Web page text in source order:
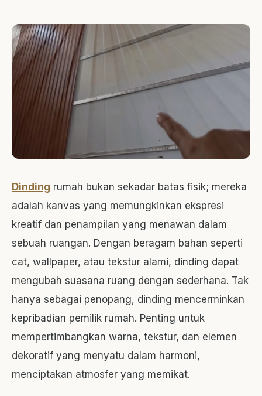
Dinding rumah bukan sekadar batas fisik; mereka
adalah kanvas yang memungkinkan ekspresi
kreatif dan penampilan yang menawan dalam
sebuah ruangan. Dengan beragam bahan seperti
cat, wallpaper, atau tekstur alami, dinding dapat
mengubah suasana ruang dengan sederhana. Tak
hanya sebagai penopang, dinding mencerminkan
kepribadian pemilik rumah. Penting untuk
mempertimbangkan warna, tekstur, dan elemen
dekoratif yang menyatu dalam harmoni,
menciptakan atmosfer yang memikat.